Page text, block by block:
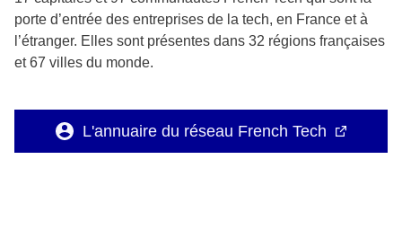
porte d’entrée des entreprises de la tech, en France et à
l’étranger. Elles sont présentes dans 32 régions françaises
et 67 villes du monde.
L'annuaire du réseau French Tech